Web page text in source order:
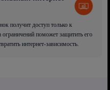
получит доступ только к
поможет защитить его
интернет-зависимость.